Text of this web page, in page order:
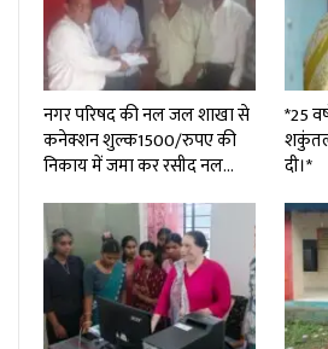
नगर परिषद की नल जल शाखा से
कनेक्शन शुल्क₹1500/रुपए की
निकाय में जमा कर रसीद नल…
*25
दी।*